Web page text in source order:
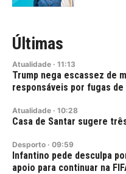
Últimas
Atualidade · 11:13
Trump nega escassez de
responsáveis por fugas
Atualidade · 10:28
Casa de Santar sugere
Desporto · 09:59
Infantino pede desculpa
apoio para continuar na